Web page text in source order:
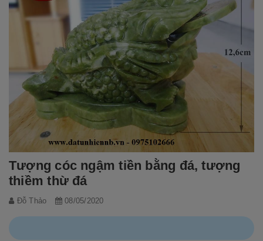
Tượng cóc ngậm tiền bằng đá, tượng
thiềm thừ đá
Đỗ Thảo 08/05/2020